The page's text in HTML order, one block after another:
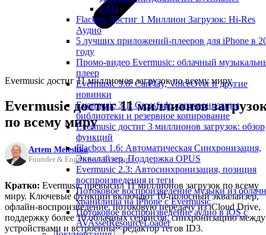
FAQ
Flacbox Достиг 1 Миллион Загрузок: Hi-Res
Аудио
5 лучших приложений-плееров для iPhone в
году
Промо-видео Evermusic: облачный
плеер
Evermusic 3.6: CarPlay, VoiceOver и другие
новинки
Evermusic 3.1: Crossfade, синхронизация
библиотеки и резервное копирование
Evermusic достиг 3 миллионов загрузок: обзор
функций
Flacbox 1.6: Автоматическая Синхронизация,
Эквалайзер, Поддержка OPUS
Evermusic 2.3: Автосинхронизация, позиция
воспроизведения и теги
Потоковое воспроизведение музыки из
хранилища на iPhone с Evermusic
Потоковое воспроизведение аудио в iOS с
AVAssetResourceLoader
Evermusic достиг 11 миллионов загрузок по всему миру
Evermusic достиг 11 миллионов
по всему миру
Artem Meleshko
Founder & Engineer at Everappz
Кратко: Evermusic превысил 11 миллионов загрузок по всему
миру. Ключевые функции включают 10-полосный эквалайзер,
офлайн-воспроизведение, потоковую передачу из iCloud Drive,
поддержку более 10 облачных сервисов, синхронизацию между
устройствами и встроенный редактор тегов ID3.